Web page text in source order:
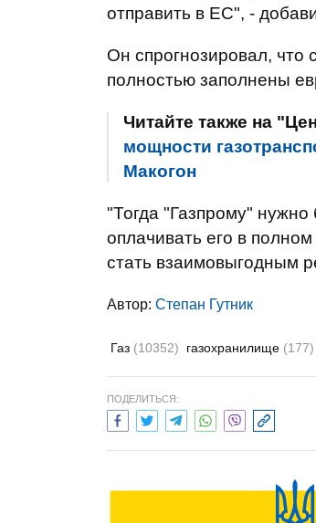
отправить в ЕС", -
Он спрогнозировал, что
полностью заполнены
Читайте также на
мощности
Макогон
"Тогда "Газпрому"
оплачивать его в
стать взаимовыгодным
Автор: Степан Гутник
Газ (10352) газохранилище (177)
ПОДЕЛИТЬСЯ: